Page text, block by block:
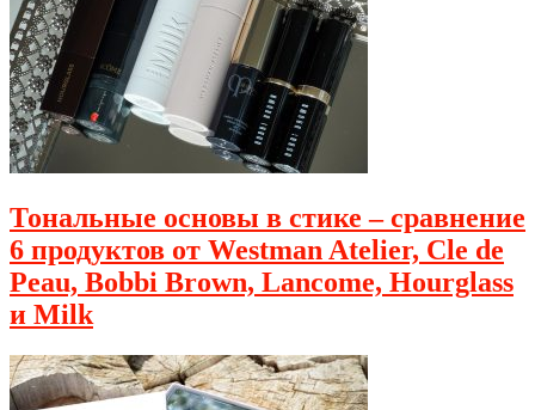
Тональные основы в стике – сравнение
6 продуктов от Westman Atelier, Cle de
Peau, Bobbi Brown, Lancome, Hourglass
и Milk